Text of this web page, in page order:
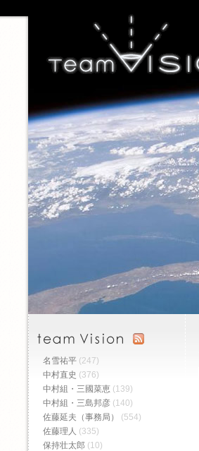
名雪祐平 (247)
中村直史 (376)
中村組・三國菜恵 (139)
中村組・三島邦彦 (140)
佐藤延夫（事務局）
(554)
佐藤理人 (335)
保持壮太郎 (10)